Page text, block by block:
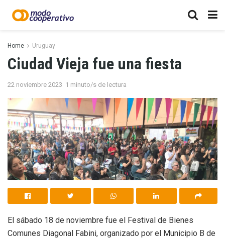
Home Uruguay
Ciudad Vieja fue una fiesta
22 noviembre 2023 1 minuto/s de lectura
El sábado 18 de noviembre fue el Festival de Bienes
Comunes Diagonal Fabini, organizado por el Municipio B de